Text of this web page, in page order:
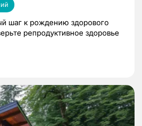
шаг к рождению здорового
репродуктивное здоровье